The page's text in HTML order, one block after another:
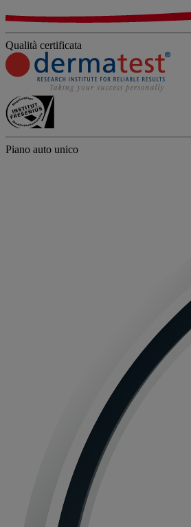
Qualità certificata
Piano auto unico